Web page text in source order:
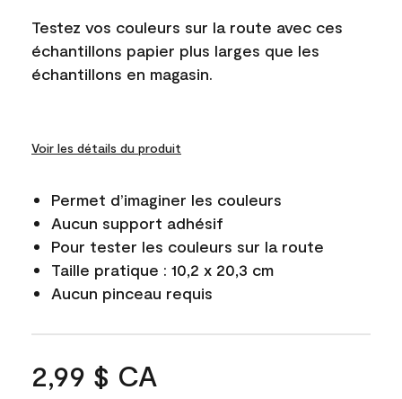
Testez vos couleurs sur la route avec ces
échantillons papier plus larges que les
échantillons en magasin.
Voir les détails du produit
Permet d’imaginer les couleurs
Aucun support adhésif
Pour tester les couleurs sur la route
Taille pratique : 10,2 x 20,3 cm
Aucun pinceau requis
2,99 $ CA